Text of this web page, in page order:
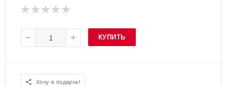
КУПИТЬ
Хочу в подарок!